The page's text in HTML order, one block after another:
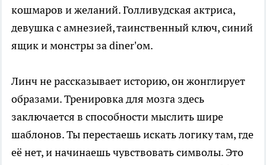
кошмаров и желаний. Голливудская актриса,
девушка с амнезией, таинственный ключ, синий
ящик и монстры за diner'ом.
Линч не рассказывает историю, он жонглирует
образами. Тренировка для мозга здесь
заключается в способности мыслить шире
шаблонов. Ты перестаешь искать логику там, где
её нет, и начинаешь чувствовать символы. Это